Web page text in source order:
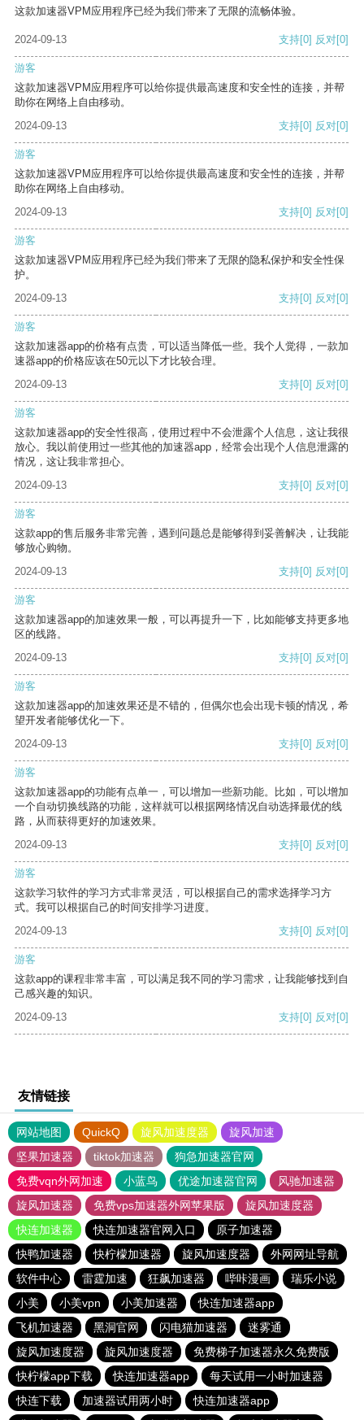
这款加速器VPM应用程序已经为我们带来了无限的流畅体验。
2024-09-13 支持[0] 反对[0]
游客
这款加速器VPM应用程序可以给你提供最高速度和安全性的连接，并帮
助你在网络上自由移动。
2024-09-13
支持[0] 反对[0]
游客
这款加速器VPM应用程序可以给你提供最高速度和安全性的连接，并帮
助你在网络上自由移动。
2024-09-13
支持[0] 反对[0]
游客
这款加速器VPM应用程序已经为我们带来了无限的隐私保护和安全性保
护。
2024-09-13
支持[0] 反对[0]
游客
这款加速器app的价格有点贵，可以适当降低一些。我个人觉得，一款加
速器app的价格应该在50元以下才比较合理。
2024-09-13
支持[0] 反对[0]
游客
这款加速器app的安全性很高，使用过程中不会泄露个人信息，这让我很
放心。我以前使用过一些其他的加速器app，经常会出现个人信息泄露的
情况，这让我非常担心。
2024-09-13
支持[0] 反对[0]
游客
这款app的售后服务非常完善，遇到问题总是能够得到妥善解决，让我能
够放心购物。
2024-09-13
支持[0] 反对[0]
游客
这款加速器app的加速效果一般，可以再提升一下，比如能够支持更多地
区的线路。
2024-09-13
支持[0] 反对[0]
游客
这款加速器app的加速效果还是不错的，但偶尔也会出现卡顿的情况，希
望开发者能够优化一下。
2024-09-13
支持[0] 反对[0]
游客
这款加速器app的功能有点单一，可以增加一些新功能。比如，可以增加
一个自动切换线路的功能，这样就可以根据网络情况自动选择最优的线
路，从而获得更好的加速效果。
2024-09-13
支持[0] 反对[0]
游客
这款学习软件的学习方式非常灵活，可以根据自己的需求选择学习方
式。我可以根据自己的时间安排学习进度。
2024-09-13
支持[0] 反对[0]
游客
这款app的课程非常丰富，可以满足我不同的学习需求，让我能够找到自
己感兴趣的知识。
2024-09-13
支持[0] 反对[0]
友情链接
网站地图 QuickQ 旋风加速度器
旋风加速
坚果加速器
tiktok加速器
狗急加速器官网
免费vqn外网加速
小蓝鸟 优途加速器官网
风驰加速器
旋风加速器
免费vps加速器外网苹果版
旋风加速度器
快连加速器
快连加速器官网入口
原子加速器
快鸭加速器
快柠檬加速器 旋风加速度器
外网网址导航
软件中心
雷霆加速 狂飙加速器 哔咔漫画
瑞乐小说
小美
小美vpn 小美加速器
快连加速器app
飞机加速器
黑洞官网 闪电猫加速器
迷雾通
旋风加速度器
旋风加速度器
免费梯子加速器永久免费版
快柠檬app下载
快连加速器app
每天试用一小时加速器
快连下载
加速器试用两小时
快连加速器app